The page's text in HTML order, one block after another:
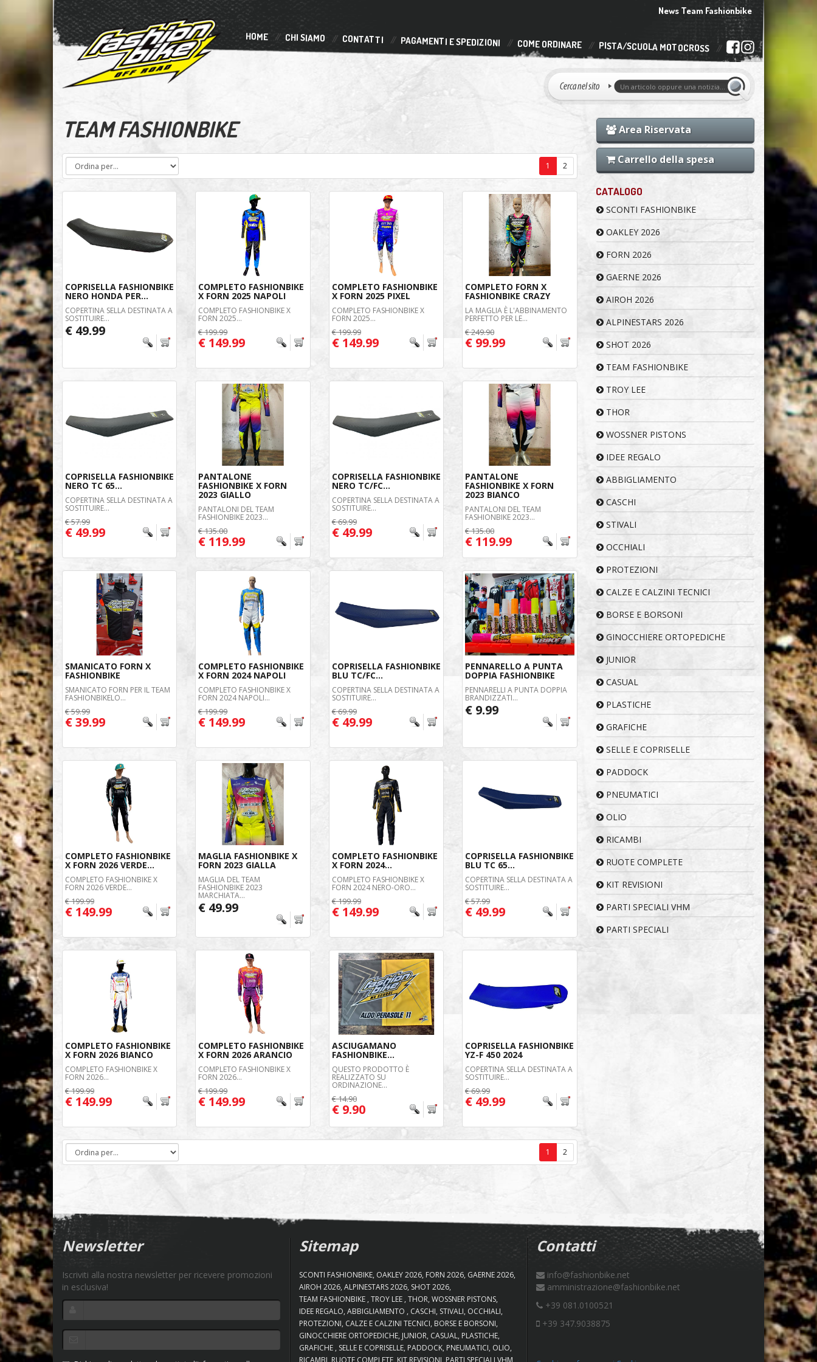
News Team Fashionbike
HOME CHI SIAMO CONTATTI PAGAMENTI E SPEDIZIONI COME ORDINARE PISTA/SCUOLA MOTOCROSS
TEAM FASHIONBIKE
1 2
COPRISELLA FASHIONBIKE
NERO HONDA PER...
COPERTINA SELLA DESTINATA A
SOSTITUIRE...
€ 49.99
COMPLETO FASHIONBIKE
X FORN 2025 NAPOLI
COMPLETO FASHIONBIKE X
FORN 2025...
€ 199.99
€ 149.99
COMPLETO FASHIONBIKE
X FORN 2025 PIXEL
COMPLETO FASHIONBIKE X
FORN 2025...
€ 199.99
€ 149.99
COMPLETO FORN X
FASHIONBIKE CRAZY
LA MAGLIA È L'ABBINAMENTO
PERFETTO PER LE...
€ 249.90
€ 99.99
COPRISELLA FASHIONBIKE
NERO TC 65...
COPERTINA SELLA DESTINATA A
SOSTITUIRE...
€ 57.99
€ 49.99
PANTALONE
FASHIONBIKE X FORN
2023 GIALLO
PANTALONI DEL TEAM
FASHIONBIKE 2023...
€ 135.00
€ 119.99
COPRISELLA FASHIONBIKE
NERO TC/FC...
COPERTINA SELLA DESTINATA A
SOSTITUIRE...
€ 69.99
€ 49.99
PANTALONE
FASHIONBIKE X FORN
2023 BIANCO
PANTALONI DEL TEAM
FASHIONBIKE 2023...
€ 135.00
€ 119.99
SMANICATO FORN X
FASHIONBIKE
SMANICATO FORN PER IL TEAM
FASHIONBIKELO...
€ 59.99
€ 39.99
COMPLETO FASHIONBIKE
X FORN 2024 NAPOLI
COMPLETO FASHIONBIKE X
FORN 2024 NAPOLI...
€ 199.99
€ 149.99
COPRISELLA FASHIONBIKE
BLU TC/FC...
COPERTINA SELLA DESTINATA A
SOSTITUIRE...
€ 69.99
€ 49.99
PENNARELLO A PUNTA
DOPPIA FASHIONBIKE
PENNARELLI A PUNTA DOPPIA
BRANDIZZATI...
€ 9.99
COMPLETO FASHIONBIKE
X FORN 2026 VERDE...
COMPLETO FASHIONBIKE X
FORN 2026 VERDE...
€ 199.99
€ 149.99
MAGLIA FASHIONBIKE X
FORN 2023 GIALLA
MAGLIA DEL TEAM
FASHIONBIKE 2023
MARCHIATA...
€ 49.99
COMPLETO FASHIONBIKE
X FORN 2024...
COMPLETO FASHIONBIKE X
FORN 2024 NERO-ORO...
€ 199.99
€ 149.99
COPRISELLA FASHIONBIKE
BLU TC 65...
COPERTINA SELLA DESTINATA A
SOSTITUIRE...
€ 57.99
€ 49.99
COMPLETO FASHIONBIKE
X FORN 2026 BIANCO
COMPLETO FASHIONBIKE X
FORN 2026...
€ 199.99
€ 149.99
COMPLETO FASHIONBIKE
X FORN 2026 ARANCIO
COMPLETO FASHIONBIKE X
FORN 2026...
€ 199.99
€ 149.99
ASCIUGAMANO
FASHIONBIKE...
QUESTO PRODOTTO È
REALIZZATO SU
ORDINAZIONE...
€ 14.90
€ 9.90
COPRISELLA FASHIONBIKE
YZ-F 450 2024
COPERTINA SELLA DESTINATA A
SOSTITUIRE...
€ 69.99
€ 49.99
1 2
Area Riservata
Carrello della spesa
CATALOGO
SCONTI FASHIONBIKE
OAKLEY 2026
FORN 2026
GAERNE 2026
AIROH 2026
ALPINESTARS 2026
SHOT 2026
TEAM FASHIONBIKE
TROY LEE
THOR
WOSSNER PISTONS
IDEE REGALO
ABBIGLIAMENTO
CASCHI
STIVALI
OCCHIALI
PROTEZIONI
CALZE E CALZINI TECNICI
BORSE E BORSONI
GINOCCHIERE ORTOPEDICHE
JUNIOR
CASUAL
PLASTICHE
GRAFICHE
SELLE E COPRISELLE
PADDOCK
PNEUMATICI
OLIO
RICAMBI
RUOTE COMPLETE
KIT REVISIONI
PARTI SPECIALI VHM
PARTI SPECIALI
Newsletter
Iscriviti alla nostra newsletter per ricevere promozioni
in esclusiva!
Sitemap
SCONTI FASHIONBIKE OAKLEY 2026 FORN 2026 GAERNE 2026
AIROH 2026 ALPINESTARS 2026 SHOT 2026
TEAM FASHIONBIKE TROY LEE THOR WOSSNER PISTONS
IDEE REGALO ABBIGLIAMENTO CASCHI STIVALI OCCHIALI
PROTEZIONI CALZE E CALZINI TECNICI BORSE E BORSONI
GINOCCHIERE ORTOPEDICHE JUNIOR CASUAL PLASTICHE
GRAFICHE SELLE E COPRISELLE PADDOCK PNEUMATICI OLIO
RICAMBI RUOTE COMPLETE KIT REVISIONI PARTI SPECIALI VHM
Contatti
info@fashionbike.net
amministrazione@fashionbike.net
+39 081.0100521
+39 347.9038875